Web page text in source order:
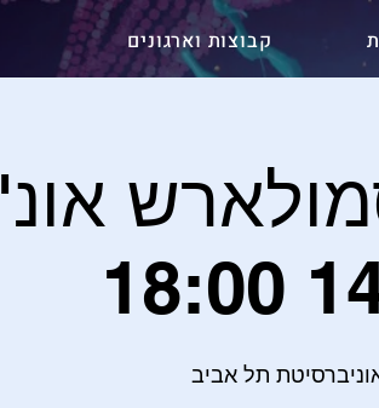
קבוצות וארגונים
אונ'
תל אביב